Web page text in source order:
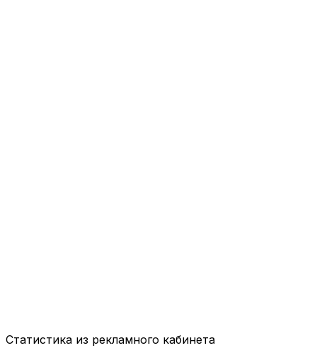
Статистика из рекламного кабинета